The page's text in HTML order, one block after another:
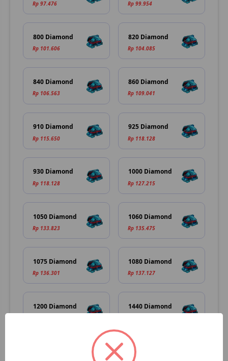
Rp 97.476 Rp 99.954
800 Diamond
Rp 101.606
820 Diamond
Rp 104.085
840 Diamond
Rp 106.563
860 Diamond
Rp 109.041
910 Diamond
Rp 115.650
925 Diamond
Rp 118.128
930 Diamond
Rp 118.128
1000 Diamond
Rp 127.215
1050 Diamond
Rp 133.823
1060 Diamond
Rp 135.475
1075 Diamond
Rp 136.301
1080 Diamond
Rp 137.127
1200 Diamond 1440 Diamond
1875 Diamond